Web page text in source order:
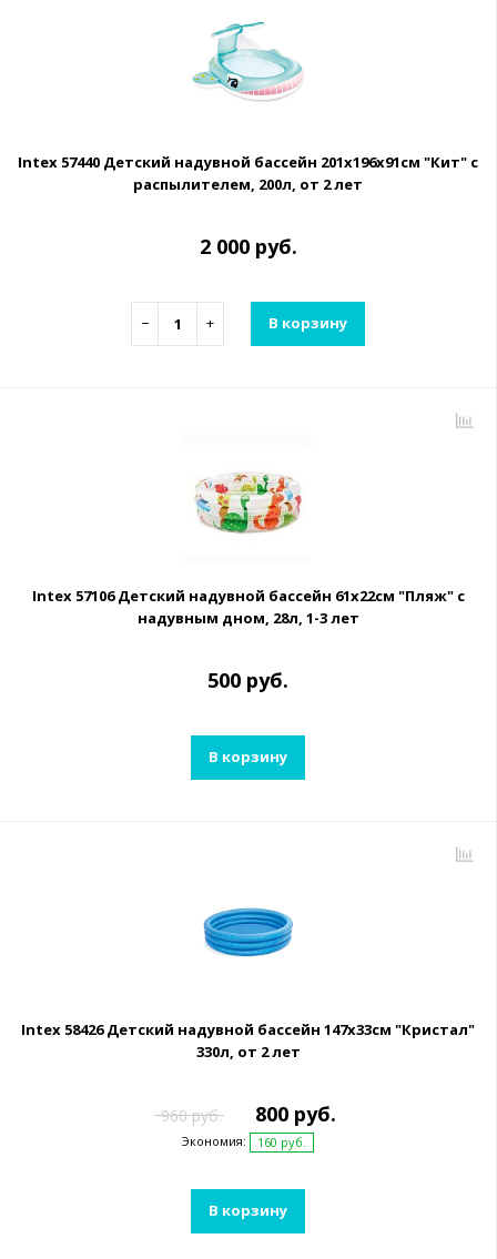
Intex 57440 Детский надувной бассейн 201х196х91см "Кит" с
распылителем, 200л, от 2 лет
2 000 руб.
− + В корзину
Intex 57106 Детский надувной бассейн 61х22см "Пляж" с
надувным дном, 28л, 1-3 лет
500 руб.
В корзину
Intex 58426 Детский надувной бассейн 147х33см "Кристал"
330л, от 2 лет
960 руб. 800 руб.
Экономия: 160 руб.
В корзину